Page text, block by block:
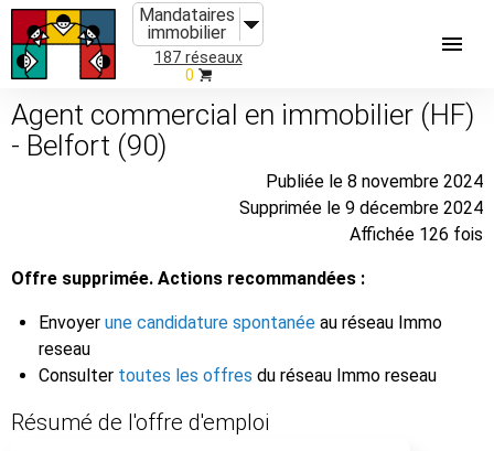
Mandataires
immobilier
187 réseaux
0
Agent commercial en immobilier (HF)
- Belfort (90)
Publiée le 8 novembre 2024
Supprimée le 9 décembre 2024
Affichée 126 fois
Offre supprimée. Actions recommandées :
Envoyer une candidature spontanée au réseau Immo
reseau
Consulter toutes les offres du réseau Immo reseau
Résumé de l'offre d'emploi